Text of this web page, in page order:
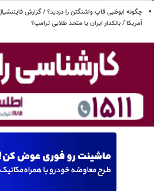
چگونه ابوظبی قاپ واشنگتن را دزدید؟ / گزارش
آمریکا / بانکدار ایران یا متحد طلایی ترامپ؟